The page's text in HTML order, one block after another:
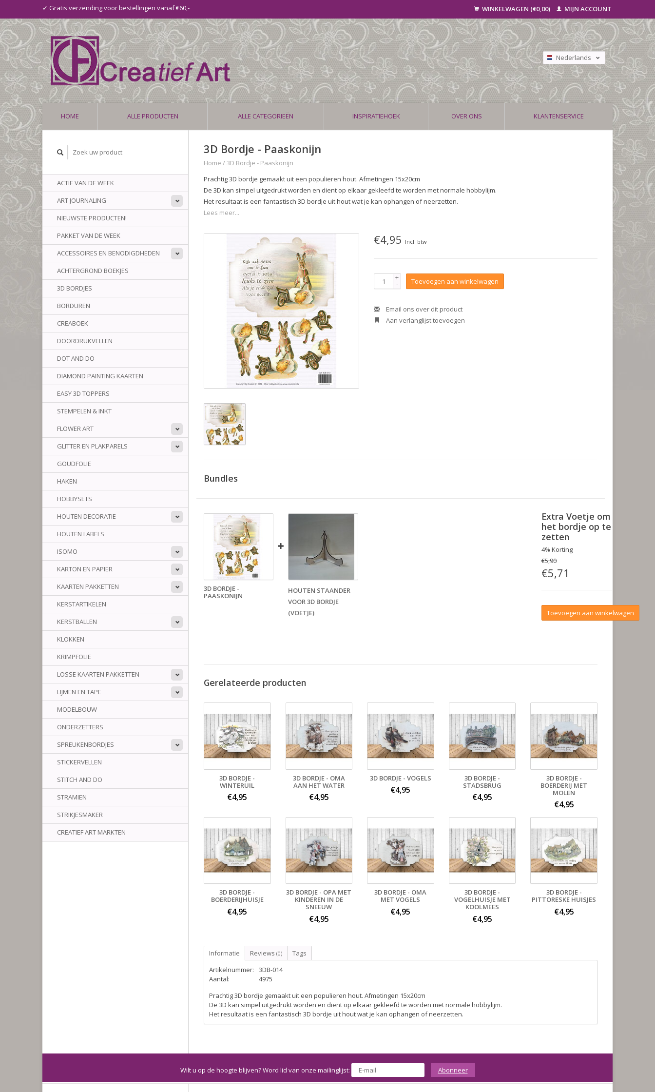
✓ Gratis verzending voor bestellingen vanaf €60,- WINKELWAGEN (€0,00) MIJN ACCOUNT
Nederlands
Deutsch
Français
HOME ALLE PRODUCTEN ALLE CATEGORIEËN INSPIRATIEHOEK OVER ONS KLANTENSERVICE
ACTIE VAN DE WEEK
ART JOURNALING
NIEUWSTE PRODUCTEN!
PAKKET VAN DE WEEK
ACCESSOIRES EN BENODIGDHEDEN
ACHTERGROND BOEKJES
3D BORDJES
BORDUREN
CREABOEK
DOORDRUKVELLEN
DOT AND DO
DIAMOND PAINTING KAARTEN
EASY 3D TOPPERS
STEMPELEN & INKT
FLOWER ART
GLITTER EN PLAKPARELS
GOUDFOLIE
HAKEN
HOBBYSETS
HOUTEN DECORATIE
HOUTEN LABELS
ISOMO
KARTON EN PAPIER
KAARTEN PAKKETTEN
KERSTARTIKELEN
KERSTBALLEN
KLOKKEN
KRIMPFOLIE
LOSSE KAARTEN PAKKETTEN
LIJMEN EN TAPE
MODELBOUW
ONDERZETTERS
SPREUKENBORDJES
STICKERVELLEN
STITCH AND DO
STRAMIEN
STRIKJESMAKER
CREATIEF ART MARKTEN
3D Bordje - Paaskonijn
Home /3D Bordje - Paaskonijn
Prachtig 3D bordje gemaakt uit een populieren hout. Afmetingen 15x20cm
De 3D kan simpel uitgedrukt worden en dient op elkaar gekleefd te worden met normale hobbylijm.
Het resultaat is een fantastisch 3D bordje uit hout wat je kan ophangen of neerzetten.
Lees meer...
€4,95 Incl. btw
+
- Toevoegen aan winkelwagen
Email ons over dit product
Aan verlanglijst toevoegen
Bundles
3D BORDJE -
PAASKONIJN
HOUTEN STAANDER
VOOR 3D BORDJE
(VOETJE)
Extra Voetje om
het bordje op te
zetten
4% Korting
€5,90
€5,71
Toevoegen aan winkelwagen
Gerelateerde producten
3D BORDJE -
WINTERUIL
€4,95
3D BORDJE - OMA
AAN HET WATER
€4,95
3D BORDJE - VOGELS
€4,95
3D BORDJE -
STADSBRUG
€4,95
3D BORDJE -
BOERDERIJ MET
MOLEN
€4,95
3D BORDJE -
BOERDERIJHUISJE
€4,95
3D BORDJE - OPA MET
KINDEREN IN DE
SNEEUW
€4,95
3D BORDJE - OMA
MET VOGELS
€4,95
3D BORDJE -
VOGELHUISJE MET
KOOLMEES
€4,95
3D BORDJE -
PITTORESKE HUISJES
€4,95
Informatie Reviews (0)
Tags
Artikelnummer:
3DB-014
Aantal:
4975
Prachtig 3D bordje gemaakt uit een populieren hout. Afmetingen 15x20cm
De 3D kan simpel uitgedrukt worden en dient op elkaar gekleefd te worden met normale hobbylijm.
Het resultaat is een fantastisch 3D bordje uit hout wat je kan ophangen of neerzetten.
Wilt u op de hoogte blijven? Word lid van onze mailinglijst: Abonneer